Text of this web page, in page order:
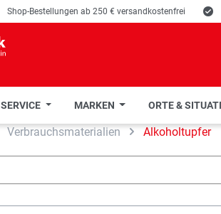
Shop-Bestellungen ab 250 € versandkostenfrei E
SERVICE MARKEN ORTE &
Verbrauchsmaterialien Alkoholtupfer